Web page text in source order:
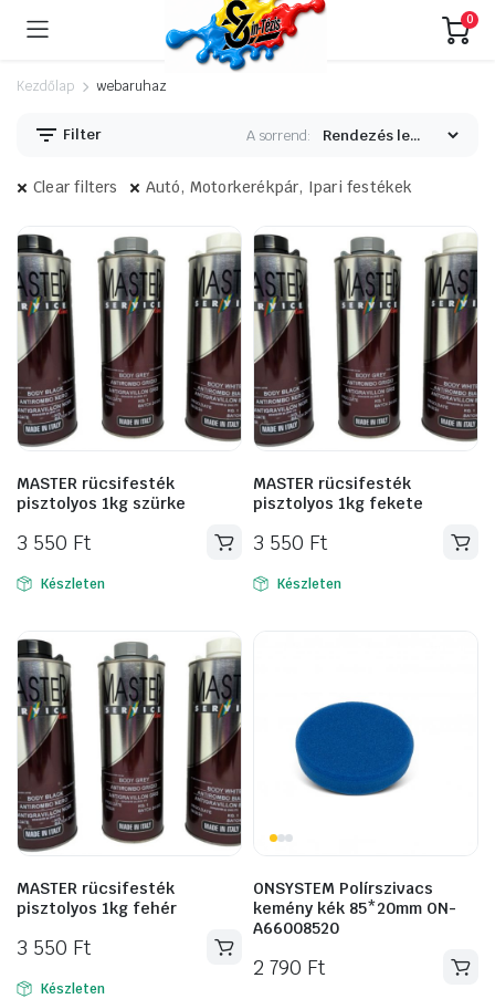
0
Kezdőlap webaruhaz
Filter A sorrend:
Clear filters Autó, Motorkerékpár, Ipari festékek
MASTER rücsifesték
pisztolyos 1kg szürke
3 550 Ft
Készleten
MASTER rücsifesték
pisztolyos 1kg fekete
3 550 Ft
Készleten
MASTER rücsifesték
pisztolyos 1kg fehér
3 550 Ft
Készleten
ONSYSTEM Polírszivacs
kemény kék 85*20mm ON-
A66008520
2 790 Ft